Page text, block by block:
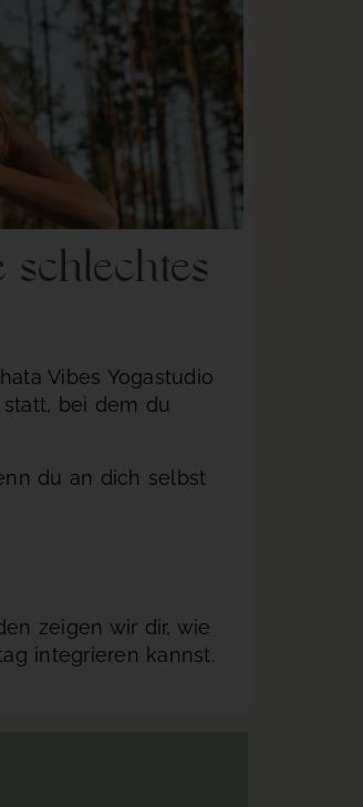
schlechtes
Vibes Yogastudio
bei dem du
du an dich selbst
zeigen wir dir, wie
integrieren kannst.